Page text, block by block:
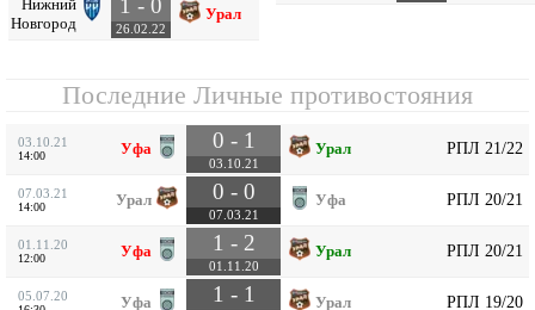
Нижний
Новгород
1 - 0
26.02.22
Урал
Последние Личные противостояния
03.10.21
14:00 Уфа 0 - 1
03.10.21
Урал РПЛ 21/22
07.03.21
14:00 Урал 0 - 0
07.03.21
Уфа РПЛ 20/21
01.11.20
12:00 Уфа 1 - 2
01.11.20
Урал РПЛ 20/21
05.07.20 Уфа 1 - 1 Урал РПЛ 19/20